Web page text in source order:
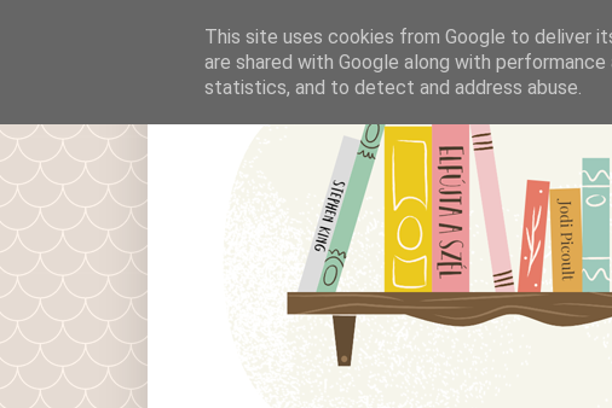
This site uses cookies from Google to deliver
are shared with Google along with
statistics, and to detect and address abuse.